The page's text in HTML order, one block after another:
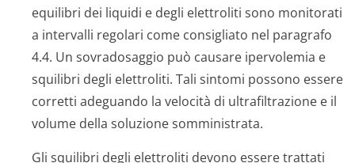
equilibri dei liquidi e degli elettroliti sono monitorati
a intervalli regolari come consigliato nel paragrafo
4.4. Un sovradosaggio può causare ipervolemia e
squilibri degli elettroliti. Tali sintomi possono essere
corretti adeguando la velocità di ultrafiltrazione e il
volume della soluzione somministrata.
Gli squilibri degli elettroliti devono essere trattati